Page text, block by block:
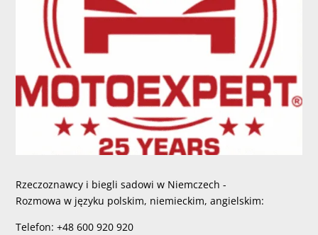
Rzeczoznawcy i biegli sadowi w Niemczech -
Rozmowa w języku polskim, niemieckim, angielskim:
Telefon: +48 600 920 920